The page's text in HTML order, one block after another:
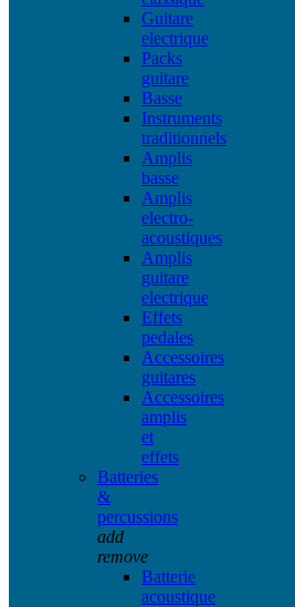
Guitare
electrique
Packs
guitare
Basse
Instruments
traditionnels
Amplis
basse
Amplis
electro-
acoustiques
Amplis
guitare
electrique
Effets
pedales
Accessoires
guitares
Accessoires
amplis
et
effets
Batteries
&
percussions
add
remove
Batterie
acoustique